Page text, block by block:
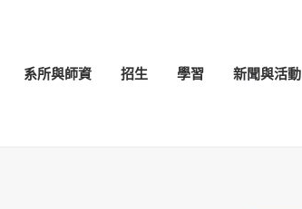
系所與師資 招生 學習 新聞與活動